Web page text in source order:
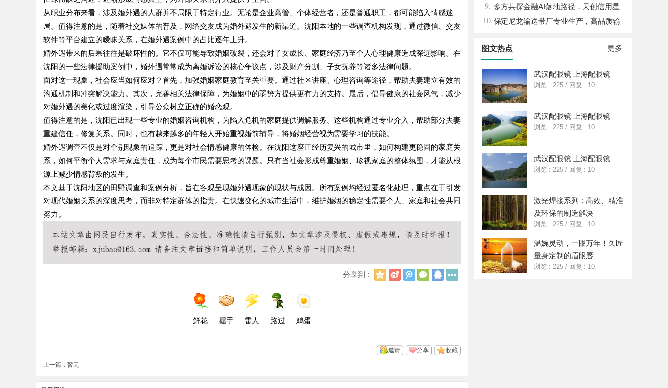
从职业分布来看，涉及婚外遇的人群并不局限于特定行业。无论是企业高管、个体经营者，还是普通职工，都可能陷入情感迷
局。值得注意的是，随着社交媒体的普及，网络交友成为婚外遇发生的新渠道。沈阳本地的一些调查机构发现，通过微信、交友
软件等平台建立的暧昧关系，在婚外遇案例中的占比逐年上升。
婚外遇带来的后果往往是破坏性的。它不仅可能导致婚姻破裂，还会对子女成长、家庭经济乃至个人心理健康造成深远影响。在
沈阳的一些法律援助案例中，婚外遇常常成为离婚诉讼的核心争议点，涉及财产分割、子女抚养等诸多法律问题。
面对这一现象，社会应当如何应对？首先，加强婚姻家庭教育至关重要。通过社区讲座、心理咨询等途径，帮助夫妻建立有效的
沟通机制和冲突解决能力。其次，完善相关法律保障，为婚姻中的弱势方提供更有力的支持。最后，倡导健康的社会风气，减少
对婚外遇的美化或过度渲染，引导公众树立正确的婚恋观。
值得注意的是，沈阳已出现一些专业的婚姻咨询机构，为陷入危机的家庭提供调解服务。这些机构通过专业介入，帮助部分夫妻
重建信任，修复关系。同时，也有越来越多的年轻人开始重视婚前辅导，将婚姻经营视为需要学习的技能。
婚外遇调查不仅是对个别现象的追踪，更是对社会情感健康的体检。在沈阳这座正经历复兴的城市里，如何构建更稳固的家庭关
系，如何平衡个人需求与家庭责任，成为每个市民需要思考的课题。只有当社会形成尊重婚姻、珍视家庭的整体氛围，才能从根
源上减少情感背叛的发生。
本文基于沈阳地区的田野调查和案例分析，旨在客观呈现婚外遇现象的现状与成因。所有案例均经过匿名化处理，重点在于引发
对现代婚姻关系的深度思考，而非对特定群体的指责。在快速变化的城市生活中，维护婚姻的稳定性需要个人、家庭和社会共同
努力。
分享到 :
Q
新
浪
腾
讯
微
信
Q
鲜花 握手 雷人 路过 鸡蛋
收藏
分享
邀请
上一篇：暂无
9. 多方共探金融AI落地路径，天创信用星
图AI助力产业金融智能升级
10.保定尼龙输送带厂专业生产，高品质输
更多
图文热点
武汉配眼镜 上海配眼镜
浏览 : 225 / 回复 : 10
武汉配眼镜 上海配眼镜
浏览 : 225 / 回复 : 10
武汉配眼镜 上海配眼镜
浏览 : 225 / 回复 : 10
激光焊接系列：高效、精准
及环保的制造解决
浏览 : 225 / 回复 : 10
温婉灵动，一眼万年！久匠
量身定制的眉眼唇
浏览 : 225 / 回复 : 10